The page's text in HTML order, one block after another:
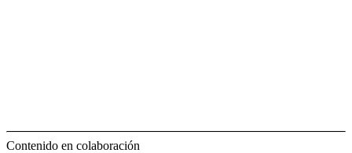
Contenido en colaboración